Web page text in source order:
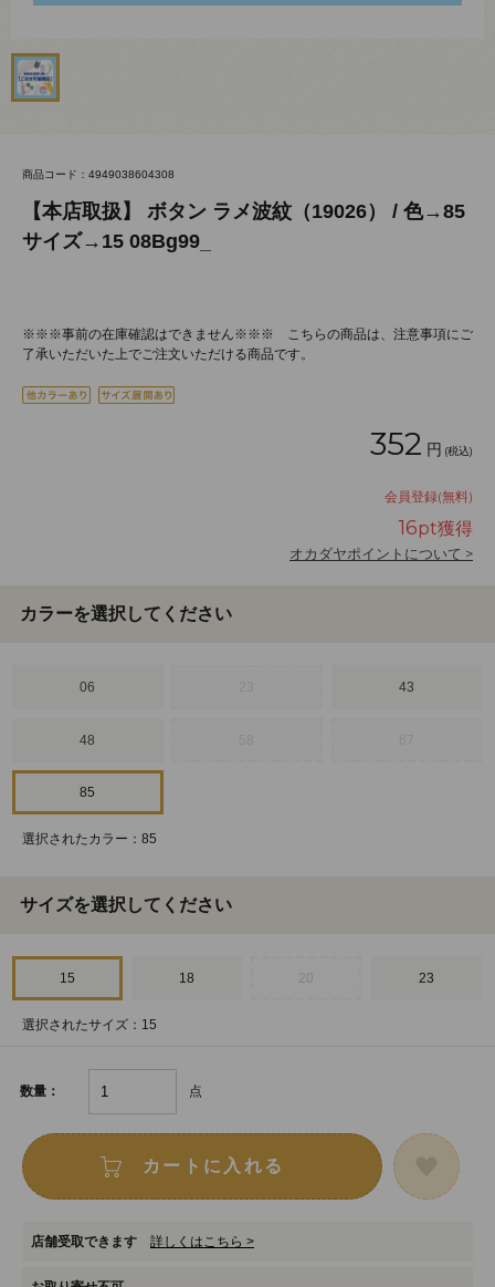
商品コード：4949038604308
【本店取扱】 ボタン ラメ波紋（19026） / 色→85
サイズ→15 08Bg99_
※※※事前の在庫確認はできません※※※ こちらの商品は、注意事項にご
了承いただいた上でご注文いただける商品です。
352 円 (税込)
会員登録(無料)
16pt獲得
オカダヤポイントについて >
カラーを選択してください
06 43
48
85
選択されたカラー：85
サイズを選択してください
15 18 20 23
選択されたサイズ：15
数量： 点
カートに入れる
店舗受取できます 詳しくはこちら >